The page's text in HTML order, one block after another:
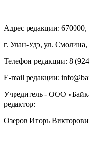
Адрес редакции: 670000,
г. Улан-Удэ, ул.
Телефон редакции: ‎‎8
E-mail редакции:
Учредитель - ООО «
редактор:
Озеров Игорь